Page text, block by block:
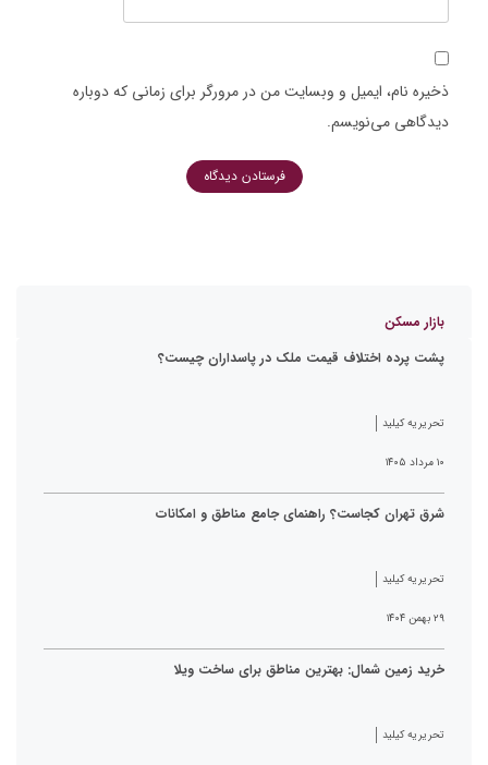
ذخیره نام، ایمیل و وبسایت من در مرورگر برای زمانی که دوباره
دیدگاهی می‌نویسم.
بازار مسکن
پشت پرده اختلاف قیمت ملک در پاسداران چیست؟
تحریریه کیلید
۱۰ مرداد ۱۴۰۵
شرق تهران کجاست؟ راهنمای جامع مناطق و امکانات
تحریریه کیلید
۲۹ بهمن ۱۴۰۴
خرید زمین شمال: بهترین مناطق برای ساخت ویلا
تحریریه کیلید